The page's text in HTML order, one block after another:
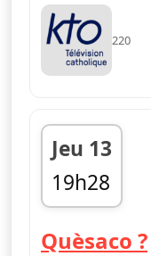
220
Jeu 13
19h28
fin 19h35
Quèsaco ?